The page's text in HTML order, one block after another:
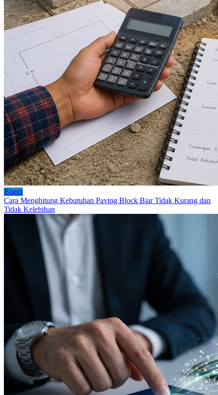
Bisnis
Cara Menghitung Kebutuhan Paving Block Biar Tidak Kurang dan
Tidak Kelebihan